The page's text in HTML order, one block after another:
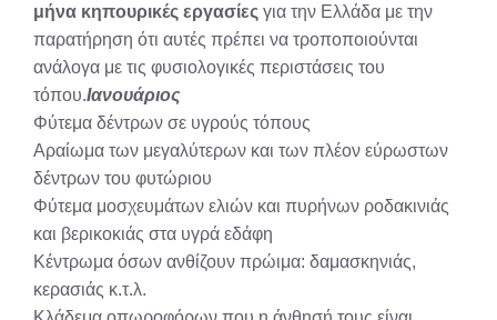
μήνα κηπουρικές εργασίες για την Ελλάδα με την
παρατήρηση ότι αυτές πρέπει να τροποποιούνται
ανάλογα με τις φυσιολογικές περιστάσεις του
τόπου.Ιανουάριος
Φύτεμα δέντρων σε υγρούς τόπους
Αραίωμα των μεγαλύτερων και των πλέον εύρωστων
δέντρων του φυτώριου
Φύτεμα μοσχευμάτων ελιών και πυρήνων ροδακινιάς
και βερικοκιάς στα υγρά εδάφη
Κέντρωμα όσων ανθίζουν πρώιμα: δαμασκηνιάς,
κερασιάς κ.τ.λ.